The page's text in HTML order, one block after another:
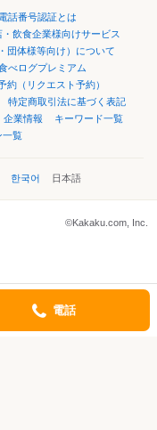
話番号認証とは
・飲食企業様向けサービス
団体様等向け）について
べログプレミアム
約（リクエスト予約）
特定商取引法に基づく表記
企業情報
キーワード一覧
一覧
한국어 日本語
©Kakaku.com, Inc.
電話